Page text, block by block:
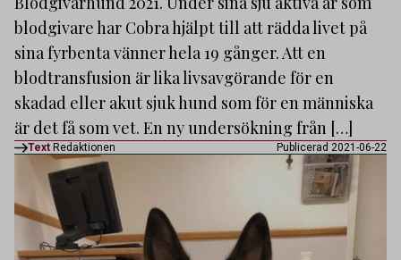
blodgivare har Cobra hjälpt till att rädda livet på
sina fyrbenta vänner hela 19 gånger. Att en
blodtransfusion är lika livsavgörande för en
skadad eller akut sjuk hund som för en människa
är det få som vet. En ny undersökning från […]
Text Redaktionen Publicerad 2021-06-22